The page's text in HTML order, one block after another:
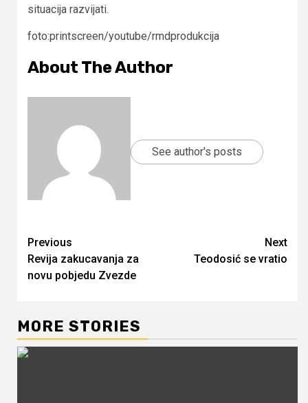
situacija razvijati.
foto:printscreen/youtube/rmdprodukcija
About The Author
See author's posts
Continue
Reading
Previous
Revija zakucavanja za
novu pobjedu Zvezde
Next
Teodosić se vratio
MORE STORIES